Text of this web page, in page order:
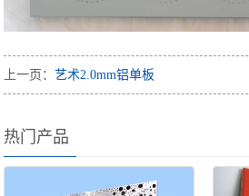
上一页：艺术2.0mm铝单板
热门产品